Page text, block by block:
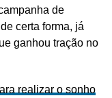
de
certa forma, já
ganhou tração no
realizar o sonho